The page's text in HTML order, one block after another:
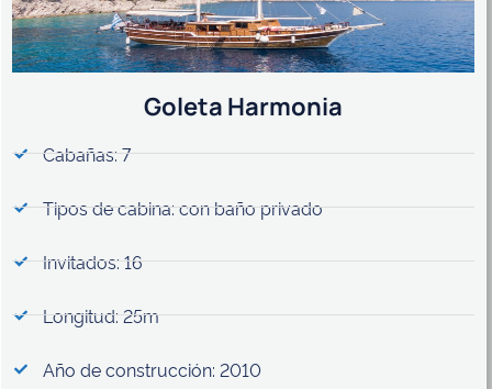
Goleta Harmonia
Cabañas: 7
Tipos de cabina: con baño privado
Invitados: 16
Longitud: 25m
Año de construcción: 2010